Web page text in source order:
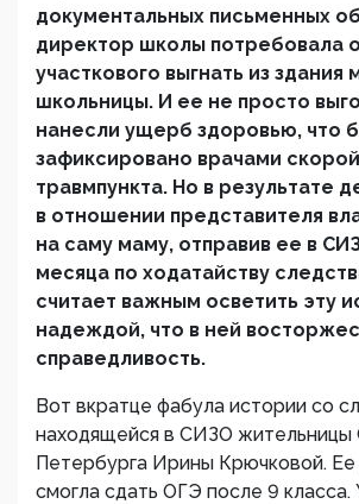
документальных письменных
директор школы потребовала
участкового выгнать из здания
школьницы. И ее не просто
нанесли ущерб здоровью, что
зафиксировано врачами
травмпункта. Но в результате
в отношении представителя
на саму маму, отправив ее в
месяца по ходатайству
считает важным осветить эту
надеждой, что в ней
справедливость.
Вот вкратце фабула истории со
находящейся в СИЗО жительницы
Петербурга Ирины Крючковой. Ее
смогла сдать ОГЭ после 9 класса.